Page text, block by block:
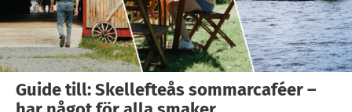
Guide till: Skellefteås sommarcaféer –